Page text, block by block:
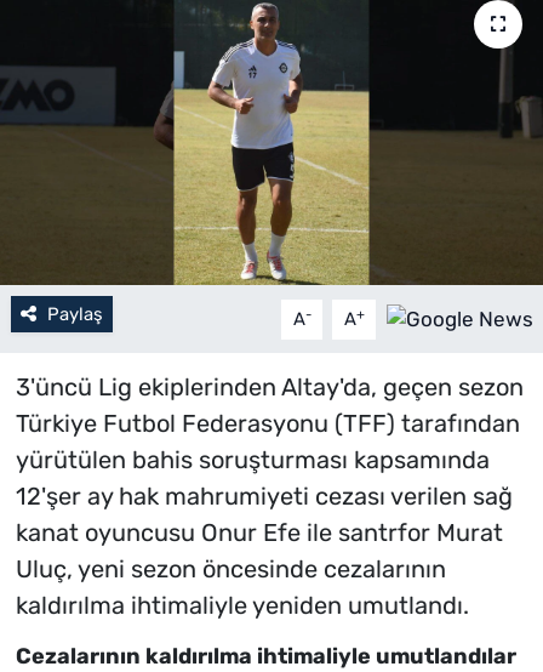
Paylaş A- A+
3'üncü Lig ekiplerinden Altay'da, geçen sezon
Türkiye Futbol Federasyonu (TFF) tarafından
yürütülen bahis soruşturması kapsamında
12'şer ay hak mahrumiyeti cezası verilen sağ
kanat oyuncusu Onur Efe ile santrfor Murat
Uluç, yeni sezon öncesinde cezalarının
kaldırılma ihtimaliyle yeniden umutlandı.
Cezalarının kaldırılma ihtimaliyle umutlandılar